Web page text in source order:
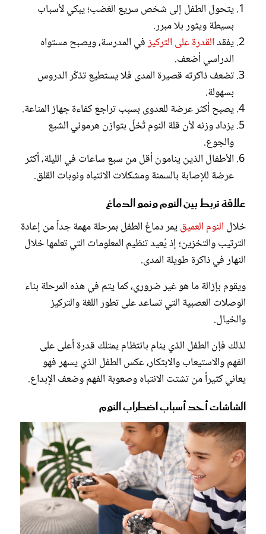
يتحول الطفل إلى شخص سريع الغضب؛ يبكي لأسباب
بسيطة ويثور بلا مبرر.
يفقدالقدرة على التركيزفي المدرسة، ويصبح مستواه
الدراسي أضعف.
تضعف ذاكرته قصيرة المدى فلا يستطيع تذكّر الدروس
بسهولة.
يصبح أكثر عرضة للعدوى بسبب تراجع كفاءة جهاز المناعة.
يزداد وزنه لأن قلة النوم تُخلّ بتوازن هرموني الشبع
والجوع.
الأطفال الذين ينامون أقل من سبع ساعات في الليلة، أكثر
عرضة للإصابة بالسمنة ومشكلات الانتباه ونوبات القلق.
علاقة تربط بين النوم ونمو الدماغ
خلال النوم العميقيمر دماغ الطفل بمرحلة مهمة جداً من إعادة
الترتيب والتخزين؛ إذ يُعيد تنظيم المعلومات التي تعلمها خلال
النهار في ذاكرة طويلة المدى.
ويقوم بإزالة ما هو غير ضروري، كما يتم في هذه المرحلة بناء
الوصلات العصبية التي تساعد على تطور اللغة والتركيز
والخيال.
لذلك فإن الطفل الذي ينام بانتظام يمتلك قدرة أعلى على
الفهم والاستيعاب والابتكار، عكس الطفل الذي يسهر فهو
يعاني كثيراً من تشتت الانتباه وصعوبة الفهم وضعف الإبداع.
الشاشات أحد أسباب اضطراب النوم